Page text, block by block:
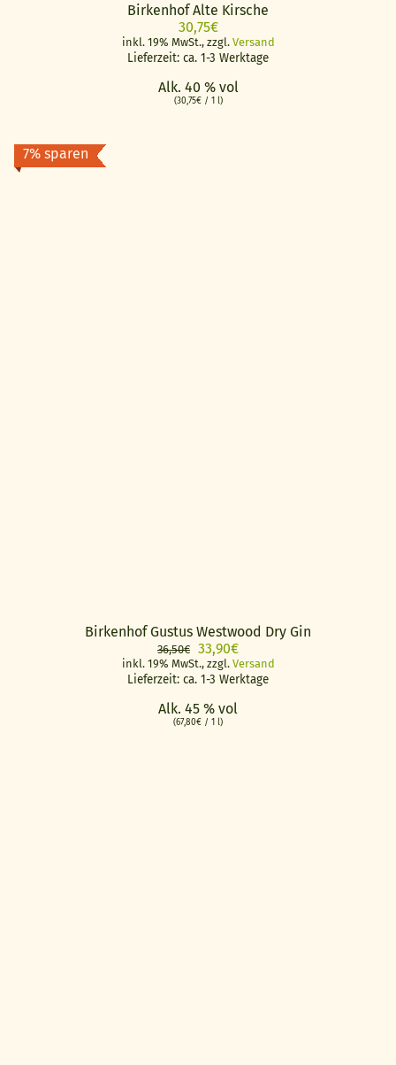
Birkenhof Alte Kirsche
30,75€
inkl. 19% MwSt., zzgl. Versand
Lieferzeit: ca. 1-3 Werktage
Alk. 40 % vol
(30,75€/ 1 l)
7% sparen
Birkenhof Gustus Westwood Dry Gin
36,50€ Ursprünglicher
Preis
war:
36,50€
33,90€Aktueller
Preis
ist:
inkl. 19% MwSt., zzgl. Versand
Lieferzeit: ca. 1-3 Werktage
Alk. 45 % vol
(67,80€ / 1 l)